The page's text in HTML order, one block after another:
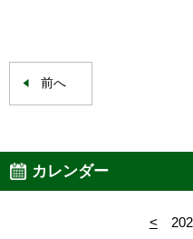
前へ
カレンダー
<